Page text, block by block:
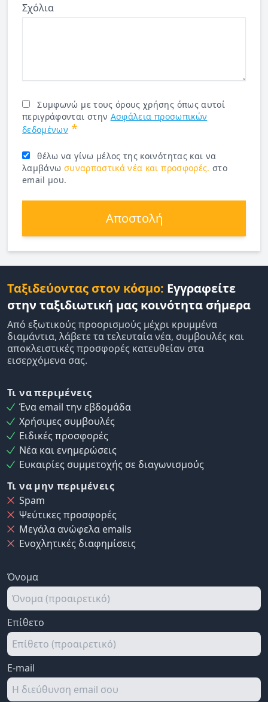
Σχόλια
Συμφωνώ με τους όρους χρήσης όπως αυτοί
περιγράφονται στην Ασφάλεια προσωπικών
δεδομένων *
θέλω να γίνω μέλος της κοινότητας και να
λαμβάνω συναρπαστικά νέα και προσφορές. στο
email μου.
Αποστολή
Ταξιδεύοντας στον κόσμο: Εγγραφείτε
στην ταξιδιωτική μας κοινότητα σήμερα
Από εξωτικούς προορισμούς μέχρι κρυμμένα
διαμάντια, λάβετε τα τελευταία νέα, συμβουλές και
αποκλειστικές προσφορές κατευθείαν στα
εισερχόμενα σας.
Τι να περιμένεις
Ένα email την εβδομάδα
Χρήσιμες συμβουλές
Ειδικές προσφορές
Νέα και ενημερώσεις
Ευκαιρίες συμμετοχής σε διαγωνισμούς
Τι να μην περιμένεις
Spam
Ψεύτικες προσφορές
Μεγάλα ανώφελα emails
Ενοχλητικές διαφημίσεις
Όνομα
Επίθετο
E-mail